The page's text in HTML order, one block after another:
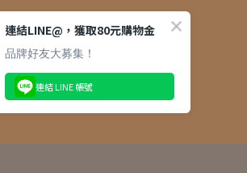
連結LINE@，獲取80元購物金
品牌好友大募集！
連結 LINE 帳號